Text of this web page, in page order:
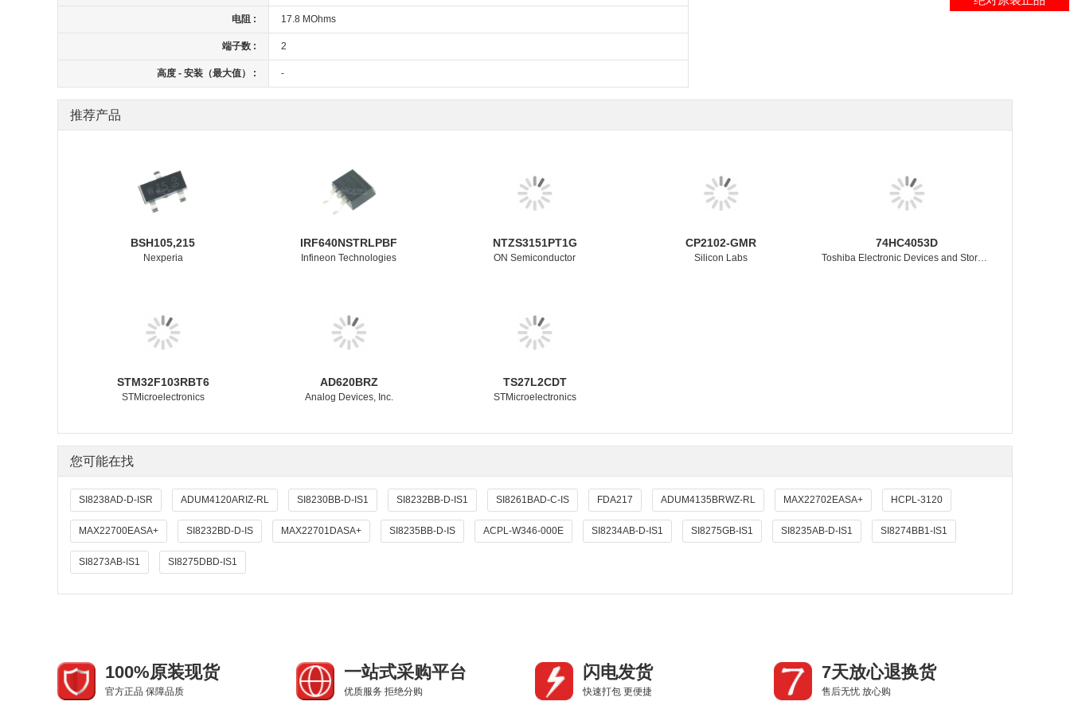
电阻 : 17.8 MOhms
端子数 : 2
高度 - 安装（最大值） : -
推荐产品
BSH105,215
Nexperia
IRF640NSTRLPBF
Infineon Technologies
NTZS3151PT1G
ON Semiconductor
CP2102-GMR
Silicon Labs
74HC4053D
Toshiba Electronic Devices and Storage Corporation
STM32F103RBT6
STMicroelectronics
AD620BRZ
Analog Devices, Inc.
TS27L2CDT
STMicroelectronics
您可能在找
SI8238AD-D-ISR ADUM4120ARIZ-RL SI8230BB-D-IS1 SI8232BB-D-IS1 SI8261BAD-C-IS FDA217 ADUM4135BRWZ-RL MAX22702EASA+ HCPL-3120
MAX22700EASA+ SI8232BD-D-IS MAX22701DASA+ SI8235BB-D-IS ACPL-W346-000E SI8234AB-D-IS1 SI8275GB-IS1 SI8235AB-D-IS1 SI8274BB1-IS1
SI8273AB-IS1 SI8275DBD-IS1
100%原装现货
官方正品 保障品质
一站式采购平台
优质服务 拒绝分购
闪电发货
快速打包 更便捷
7天放心退换货
售后无忧 放心购